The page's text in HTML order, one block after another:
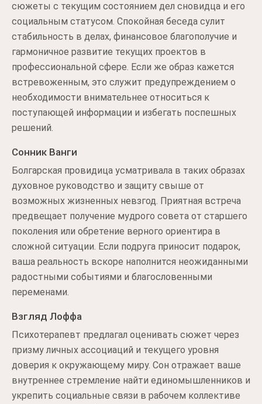
сюжеты с текущим состоянием дел сновидца и его
социальным статусом. Спокойная беседа сулит
стабильность в делах, финансовое благополучие и
гармоничное развитие текущих проектов в
профессиональной сфере. Если же образ кажется
встревоженным, это служит предупреждением о
необходимости внимательнее относиться к
поступающей информации и избегать поспешных
решений.
Сонник Ванги
Болгарская провидица усматривала в таких образах
духовное руководство и защиту свыше от
возможных жизненных невзгод. Приятная встреча
предвещает получение мудрого совета от старшего
поколения или обретение верного ориентира в
сложной ситуации. Если подруга приносит подарок,
ваша реальность вскоре наполнится неожиданными
радостными событиями и благословенными
переменами.
Взгляд Лоффа
Психотерапевт предлагал оценивать сюжет через
призму личных ассоциаций и текущего уровня
доверия к окружающему миру. Сон отражает ваше
внутреннее стремление найти единомышленников и
укрепить социальные связи в рабочем коллективе